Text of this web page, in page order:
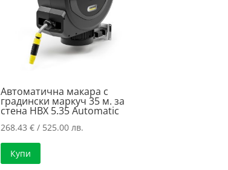
Автоматична макара с
градински маркуч 35 м. за
стена HBX 5.35 Automatic
268.43€ / 525.00 лв.
Купи